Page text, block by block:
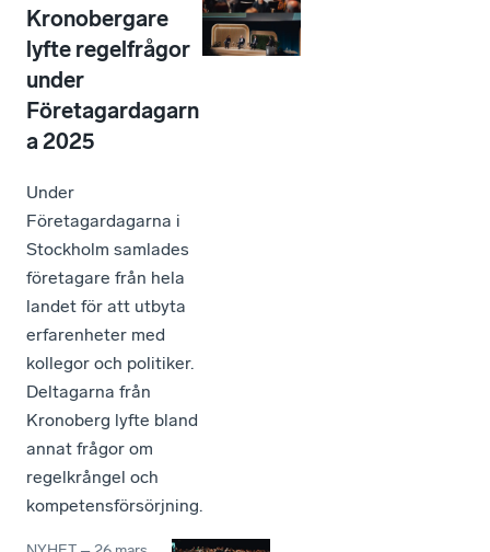
Kronobergare
lyfte regelfrågor
under
Företagardagarn
a 2025
Under
Företagardagarna i
Stockholm samlades
företagare från hela
landet för att utbyta
erfarenheter med
kollegor och politiker.
Deltagarna från
Kronoberg lyfte bland
annat frågor om
regelkrångel och
kompetensförsörjning.